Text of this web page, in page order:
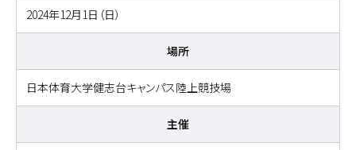
2024年12月1日（日）
場所
日本体育大学健志台キャンパス陸上競技場
主催